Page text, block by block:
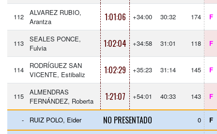
112
ALVAREZ RUBIO,
Arantza
1:01:06 +34:00 30:32 174 F
113
SEALES PONCE,
Fulvia
1:02:04 +34:58 31:01 118 F
114
RODRÍGUEZ SAN
VICENTE, Estibaliz
1:02:29 +35:23 31:14 145 F
115
ALMENDRAS
FERNÁNDEZ, Roberta
1:21:07 +54:01 40:33 143 F
- RUIZ POLO, Eider NO PRESENTADO 0 F